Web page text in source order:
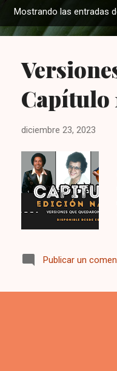
Mostrando las entradas
Capítulo
diciembre 23, 2023
Publicar un